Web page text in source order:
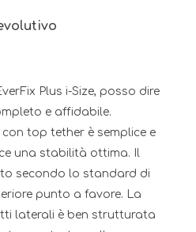
Plus i-Size, posso dire
e affidabile.
con top tether è semplice e
una stabilità ottima. Il
secondo lo standard di
punto a favore. La
laterali è ben strutturata